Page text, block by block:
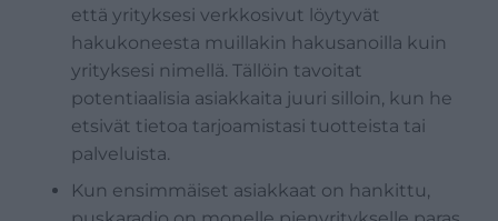
että yrityksesi verkkosivut löytyvät
hakukoneesta muillakin hakusanoilla kuin
yrityksesi nimellä. Tällöin tavoitat
potentiaalisia asiakkaita juuri silloin, kun he
etsivät tietoa tarjoamistasi tuotteista tai
palveluista.
Kun ensimmäiset asiakkaat on hankittu,